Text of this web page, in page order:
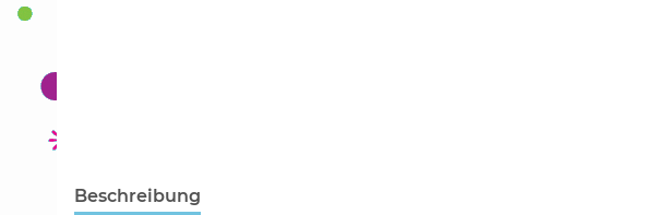
Beschreibung